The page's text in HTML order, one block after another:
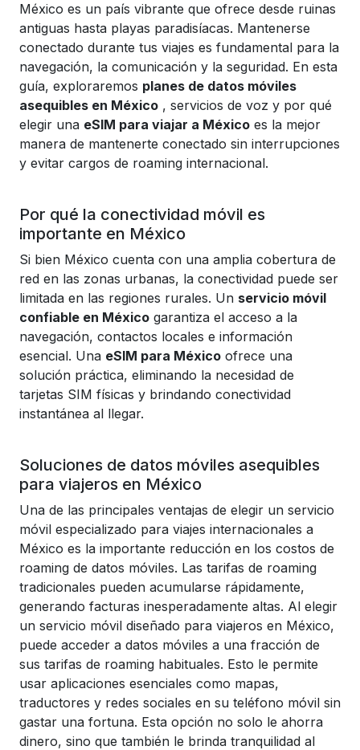
México es un país vibrante que ofrece desde ruinas
antiguas hasta playas paradisíacas. Mantenerse
conectado durante tus viajes es fundamental para la
navegación, la comunicación y la seguridad. En esta
guía, exploraremos planes de datos móviles
asequibles en México , servicios de voz y por qué
elegir una eSIM para viajar a México es la mejor
manera de mantenerte conectado sin interrupciones
y evitar cargos de roaming internacional.
Por qué la conectividad móvil es
importante en México
Si bien México cuenta con una amplia cobertura de
red en las zonas urbanas, la conectividad puede ser
limitada en las regiones rurales. Un servicio móvil
confiable en México garantiza el acceso a la
navegación, contactos locales e información
esencial. Una eSIM para México ofrece una
solución práctica, eliminando la necesidad de
tarjetas SIM físicas y brindando conectividad
instantánea al llegar.
Soluciones de datos móviles asequibles
para viajeros en México
Una de las principales ventajas de elegir un servicio
móvil especializado para viajes internacionales a
México es la importante reducción en los costos de
roaming de datos móviles. Las tarifas de roaming
tradicionales pueden acumularse rápidamente,
generando facturas inesperadamente altas. Al elegir
un servicio móvil diseñado para viajeros en México,
puede acceder a datos móviles a una fracción de
sus tarifas de roaming habituales. Esto le permite
usar aplicaciones esenciales como mapas,
traductores y redes sociales en su teléfono móvil sin
gastar una fortuna. Esta opción no solo le ahorra
dinero, sino que también le brinda tranquilidad al